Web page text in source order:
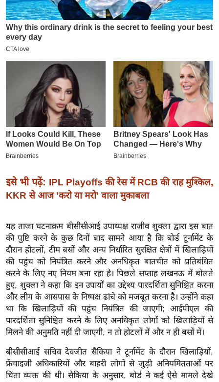
इ
म
ई
-
पे
सा
ल
बे
सा
ल
य
त
यं
ग
इं
डि
या
सा
हि
त्य
ज
ग
इसे भी पढ़ें: IPL Playoffs की रेस में RCB की राह मुश्किल,
KKR से आज 'करो या मरो' वाला मुकाबला
यह ताजा घटनाक्रम बीसीसीआई उपाध्यक्ष राजीव शुक्ला द्वारा इस बात
की पुष्टि करने के कुछ दिनों बाद सामने आया है कि बोर्ड टूर्नामेंट के
दौरान होटलों, टीम बसों और अन्य निर्धारित सुरक्षित क्षेत्रों में खिलाड़ियों
की पहुंच को नियंत्रित करने और अनधिकृत बातचीत को प्रतिबंधित
करने के लिए नए नियम बना रहा है। पिछले सप्ताह लखनऊ में बोलते
हुए, शुक्ला ने कहा कि इन उपायों का उद्देश्य पारदर्शिता सुनिश्चित करना
और लीग के आसपास के निष्पक्ष ढांचे को मजबूत करना है। उन्होंने कहा
था कि खिलाड़ियों की पहुंच नियंत्रित की जाएगी; आईपीएल की
पारदर्शिता सुनिश्चित करने के लिए अनधिकृत लोगों को खिलाड़ियों से
मिलने की अनुमति नहीं दी जाएगी, न तो होटलों में और न ही बसों में।
बीसीसीआई सचिव देवजीत सैकिया ने टूर्नामेंट के दौरान खिलाड़ियों,
फ्रेंचाइजी अधिकारियों और बाहरी लोगों से जुड़ी अनियमितताओं पर
चिंता व्यक्त की थी। सैकिया के अनुसार, बोर्ड ने कई ऐसे मामले देखे